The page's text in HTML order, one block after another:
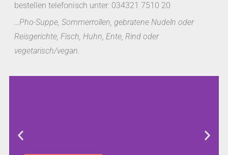
bestellen telefonisch unter: 034321 7510 20
…Pho-Suppe, Sommerrollen, gebratene Nudeln oder
Reisgerichte, Fisch, Huhn, Ente, Rind oder
vegetarisch/vegan.